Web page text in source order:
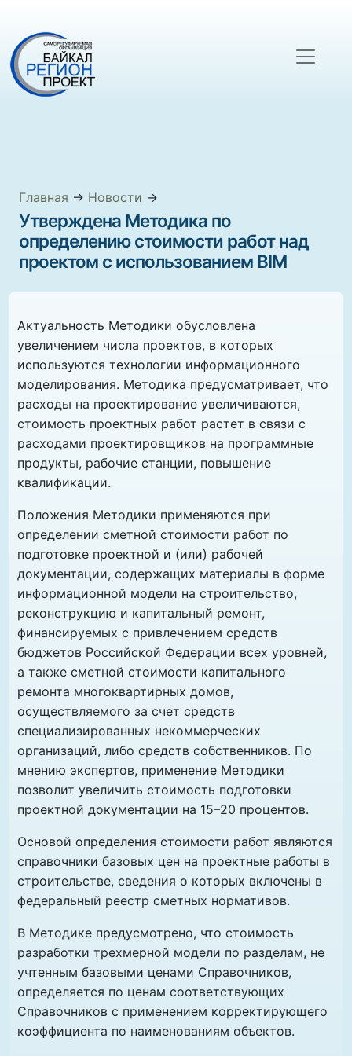
Главная → Новости →
Утверждена Методика по
определению стоимости работ над
проектом с использованием BIM
Актуальность Методики обусловлена
увеличением числа проектов, в которых
используются технологии информационного
моделирования. Методика предусматривает, что
расходы на проектирование увеличиваются,
стоимость проектных работ растет в связи с
расходами проектировщиков на программные
продукты, рабочие станции, повышение
квалификации.
Положения Методики применяются при
определении сметной стоимости работ по
подготовке проектной и (или) рабочей
документации, содержащих материалы в форме
информационной модели на строительство,
реконструкцию и капитальный ремонт,
финансируемых с привлечением средств
бюджетов Российской Федерации всех уровней,
а также сметной стоимости капитального
ремонта многоквартирных домов,
осуществляемого за счет средств
специализированных некоммерческих
организаций, либо средств собственников. По
мнению экспертов, применение Методики
позволит увеличить стоимость подготовки
проектной документации на 15–20 процентов.
Основой определения стоимости работ являются
справочники базовых цен на проектные работы в
строительстве, сведения о которых включены в
федеральный реестр сметных нормативов.
В Методике предусмотрено, что стоимость
разработки трехмерной модели по разделам, не
учтенным базовыми ценами Справочников,
определяется по ценам соответствующих
Справочников с применением корректирующего
коэффициента по наименованиям объектов.